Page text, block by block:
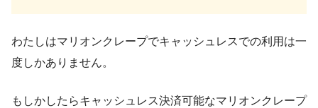
わたしはマリオンクレープでキャッシュレスでの利用は一
度しかありません。
もしかしたらキャッシュレス決済可能なマリオンクレープ